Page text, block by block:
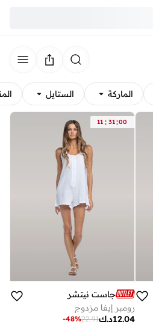
الماركة الستايل
11 : 31:00
جاست نيتشر
رومبر إيفا مزدوج
د.ك12.04
22.91
-48%